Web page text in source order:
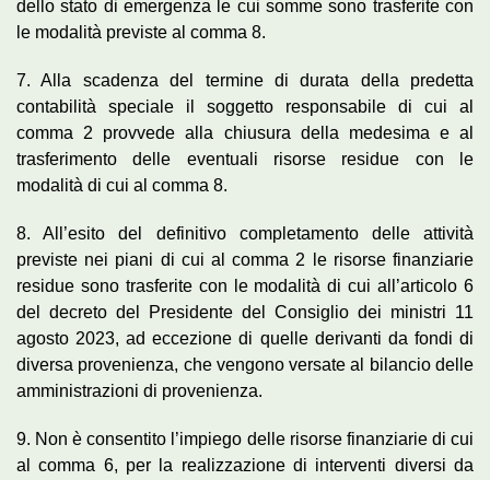
dello stato di emergenza le cui somme sono trasferite con
le modalità previste al comma 8.
7. Alla scadenza del termine di durata della predetta
contabilità speciale il soggetto responsabile di cui al
comma 2 provvede alla chiusura della medesima e al
trasferimento delle eventuali risorse residue con le
modalità di cui al comma 8.
8. All’esito del definitivo completamento delle attività
previste nei piani di cui al comma 2 le risorse finanziarie
residue sono trasferite con le modalità di cui all’articolo 6
del decreto del Presidente del Consiglio dei ministri 11
agosto 2023, ad eccezione di quelle derivanti da fondi di
diversa provenienza, che vengono versate al bilancio delle
amministrazioni di provenienza.
9. Non è consentito l’impiego delle risorse finanziarie di cui
al comma 6, per la realizzazione di interventi diversi da